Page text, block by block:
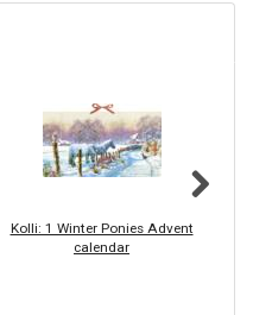
Kolli: 1 Winter Ponies Advent
calendar